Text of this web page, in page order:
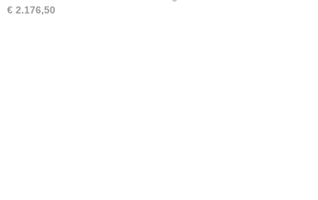
€ 2.176,50